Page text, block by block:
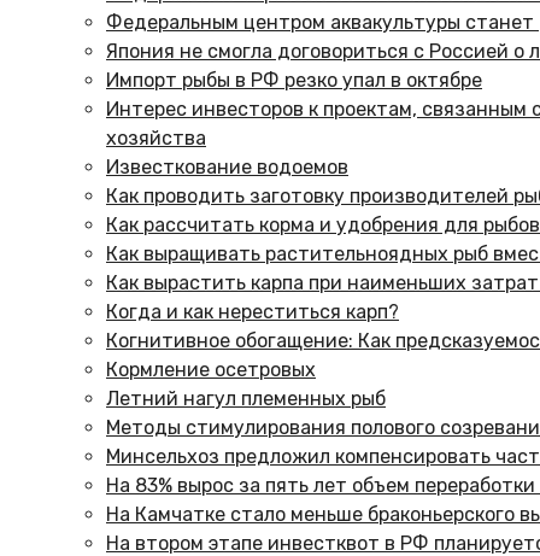
Федеральным центром аквакультуры
Япония не смогла договориться с Россией о
Импорт рыбы в РФ резко упал в октябре
Интерес инвесторов к проектам,
хозяйства
Известкование водоемов
Как проводить заготовку производителей
Как рассчитать корма и удобрения для
Как выращивать растительноядных рыб
Как вырастить карпа при наименьших
Когда и как нереститься карп?
Когнитивное обогащение: Как
Кормление осетровых
Летний нагул племенных рыб
Методы стимулирования полового
Минсельхоз предложил компенсировать
На 83% вырос за пять лет объем
На Камчатке стало меньше браконьерского
На втором этапе инвестквот в РФ